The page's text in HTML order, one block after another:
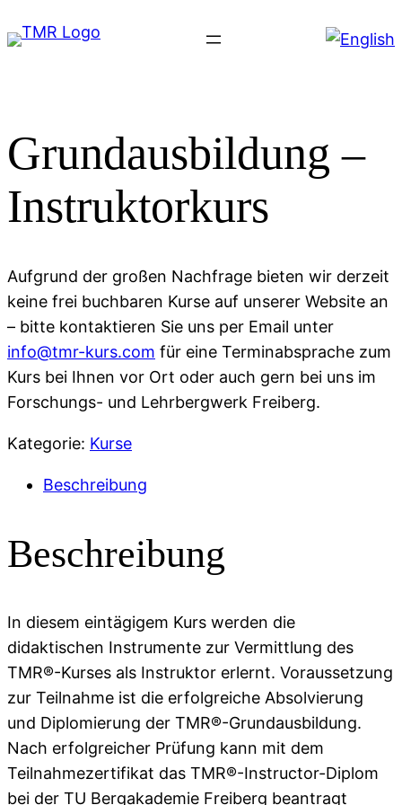
Inhalt
Grundausbildung –
Instruktorkurs
Aufgrund der großen Nachfrage bieten wir derzeit
keine frei buchbaren Kurse auf unserer Website an
– bitte kontaktieren Sie uns per Email unter
info@tmr-kurs.com für eine Terminabsprache zum
Kurs bei Ihnen vor Ort oder auch gern bei uns im
Forschungs- und Lehrbergwerk Freiberg.
Kategorie: Kurse
Beschreibung
Beschreibung
In diesem eintägigem Kurs werden die
didaktischen Instrumente zur Vermittlung des
TMR®-Kurses als Instruktor erlernt. Voraussetzung
zur Teilnahme ist die erfolgreiche Absolvierung
und Diplomierung der TMR®-Grundausbildung.
Nach erfolgreicher Prüfung kann mit dem
Teilnahmezertifikat das TMR®-Instructor-Diplom
bei der TU Bergakademie Freiberg beantragt